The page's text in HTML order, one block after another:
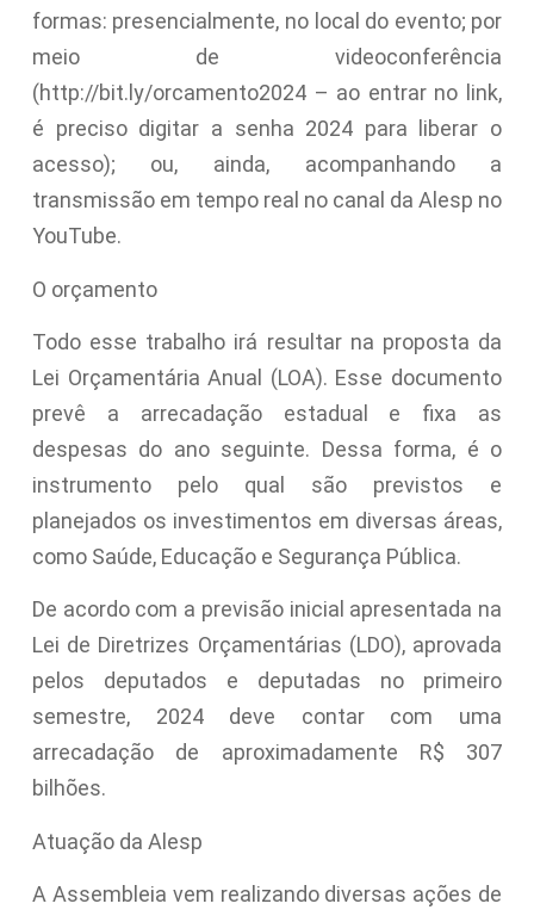
formas: presencialmente, no local do evento; por
meio de videoconferência
(http://bit.ly/orcamento2024 – ao entrar no link,
é preciso digitar a senha 2024 para liberar o
acesso); ou, ainda, acompanhando a
transmissão em tempo real no canal da Alesp no
YouTube.
O orçamento
Todo esse trabalho irá resultar na proposta da
Lei Orçamentária Anual (LOA). Esse documento
prevê a arrecadação estadual e fixa as
despesas do ano seguinte. Dessa forma, é o
instrumento pelo qual são previstos e
planejados os investimentos em diversas áreas,
como Saúde, Educação e Segurança Pública.
De acordo com a previsão inicial apresentada na
Lei de Diretrizes Orçamentárias (LDO), aprovada
pelos deputados e deputadas no primeiro
semestre, 2024 deve contar com uma
arrecadação de aproximadamente R$ 307
bilhões.
Atuação da Alesp
A Assembleia vem realizando diversas ações de